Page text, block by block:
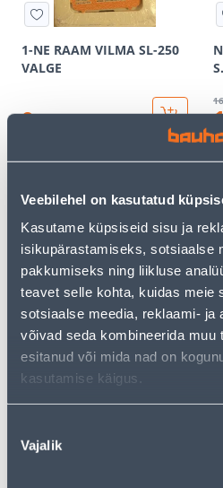
Veebilehel on kasutatud
Kasutame küpsiseid sisu ja
isikupärastamiseks, sotsiaalse
pakkumiseks ning liikluse
teavet selle kohta, kuidas meie
sotsiaalse meedia, reklaami- ja
võivad seda kombineerida muu
esitanud või mida nad on
kasutamise käigus.
valik
Vajalik
1-NE RAAM VILMA SL-250
VALGE
0
16
PISTIKUPESA 2-NE M-GA
SCHNEIDER-ELECTRIC
SEDNA DESIGN BEEŽ
11.86 €
7.12 € / tk